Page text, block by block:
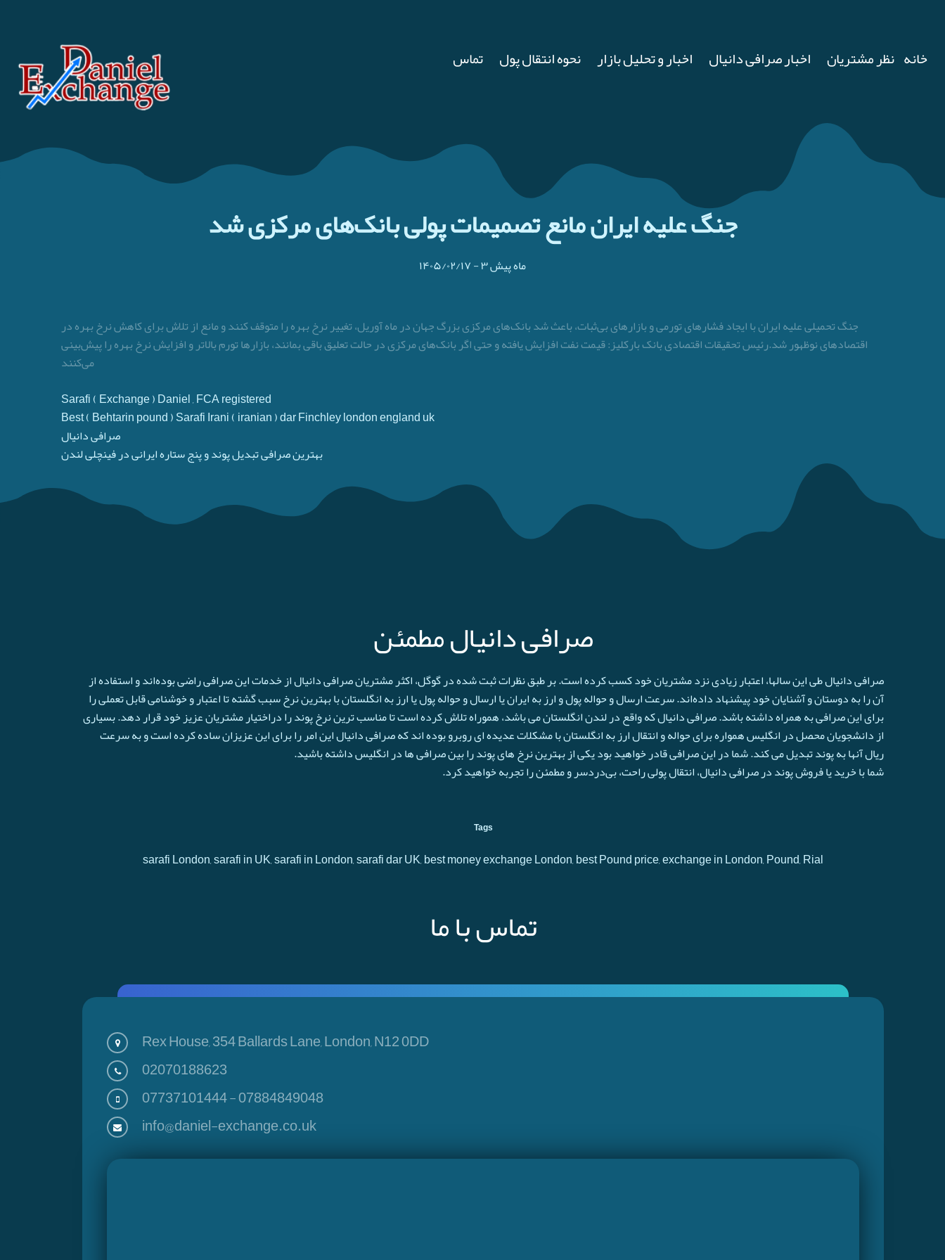
خانه نظر مشتریان اخبار صرافی دانیال اخبار و تحلیل بازار نحوه انتقال پول تماس
جنگ علیه ایران مانع تصمیمات پولی بانک‌های مرکزی شد
۱۴۰۵/۰۲/۱۷- ۳ ماه پیش
جنگ تحمیلی علیه ایران با ایجاد فشارهای تورمی و بازارهای بی‌ثبات، باعث شد بانک‌های مرکزی بزرگ جهان در ماه آوریل، تغییر نرخ بهره را متوقف کنند و مانع از تلاش برای کاهش نرخ بهره در
اقتصادهای نوظهور شد.رئیس تحقیقات اقتصادی بانک بارکلیز: قیمت نفت افزایش یافته و حتی اگر بانک‌های مرکزی در حالت تعلیق باقی بمانند، بازارها تورم بالاتر و افزایش نرخ بهره را پیش‌بینی
می‌کنند
Sarafi ( Exchange ) Daniel , FCA registered
Best ( Behtarin pound ) Sarafi Irani ( iranian ) dar Finchley london england uk
صرافی دانیال
بهترین صرافی تبدیل پوند و پنج ستاره ایرانی در فینچلی لندن
صرافی دانیال مطمئن
صرافی دانیال طی این سالها، اعتبار زیادی نزد مشتریان خود کسب کرده است. بر طبق نظرات ثبت شده در گوگل، اکثر مشتریان صرافی دانیال از خدمات این صرافی راضی بوده‌اند و استفاده از
آن را به دوستان و آشنایان خود پیشنهاد داده‌اند. سرعت ارسال و حواله پول و ارز به ایران یا ارسال و حواله پول یا ارز به انگلستان با بهترین نرخ سبب گشته تا اعتبار و خوشنامی قابل تعملی را
برای این صرافی به همراه داشته باشد. صرافی دانیال که واقع در لندن انگلستان می باشد، هموراه تلاش کرده است تا مناسب ترین نرخ پوند را دراختیار مشتریان عزیز خود قرار دهد. بسیاری
از دانشجویان محصل در انگلیس همواره برای حواله و انتقال ارز به انگلستان با مشکلات عدیده ای روبرو بوده اند که صرافی دانیال این امر را برای این عزیزان ساده کرده است و به سرعت
ريال آنها به پوند تبدیل می کند. شما در این صرافی قادر خواهید بود یکی از بهترین نرخ های پوند را بین صرافی ها در انگلیس داشته باشید.
شما با خرید یا فروش پوند در صرافی دانیال، انتقال پولی راحت، بی‌دردسر و مطمئن را تجربه خواهید کرد.
Tags
sarafi London, sarafi in UK, sarafi in London, sarafi dar UK, best money exchange London, best Pound price, exchange in London, Pound, Rial
تماس با ما
Rex House, 354 Ballards Lane, London, N12 0DD
02070188623
07737101444-07884849048
info@daniel-exchange.co.uk